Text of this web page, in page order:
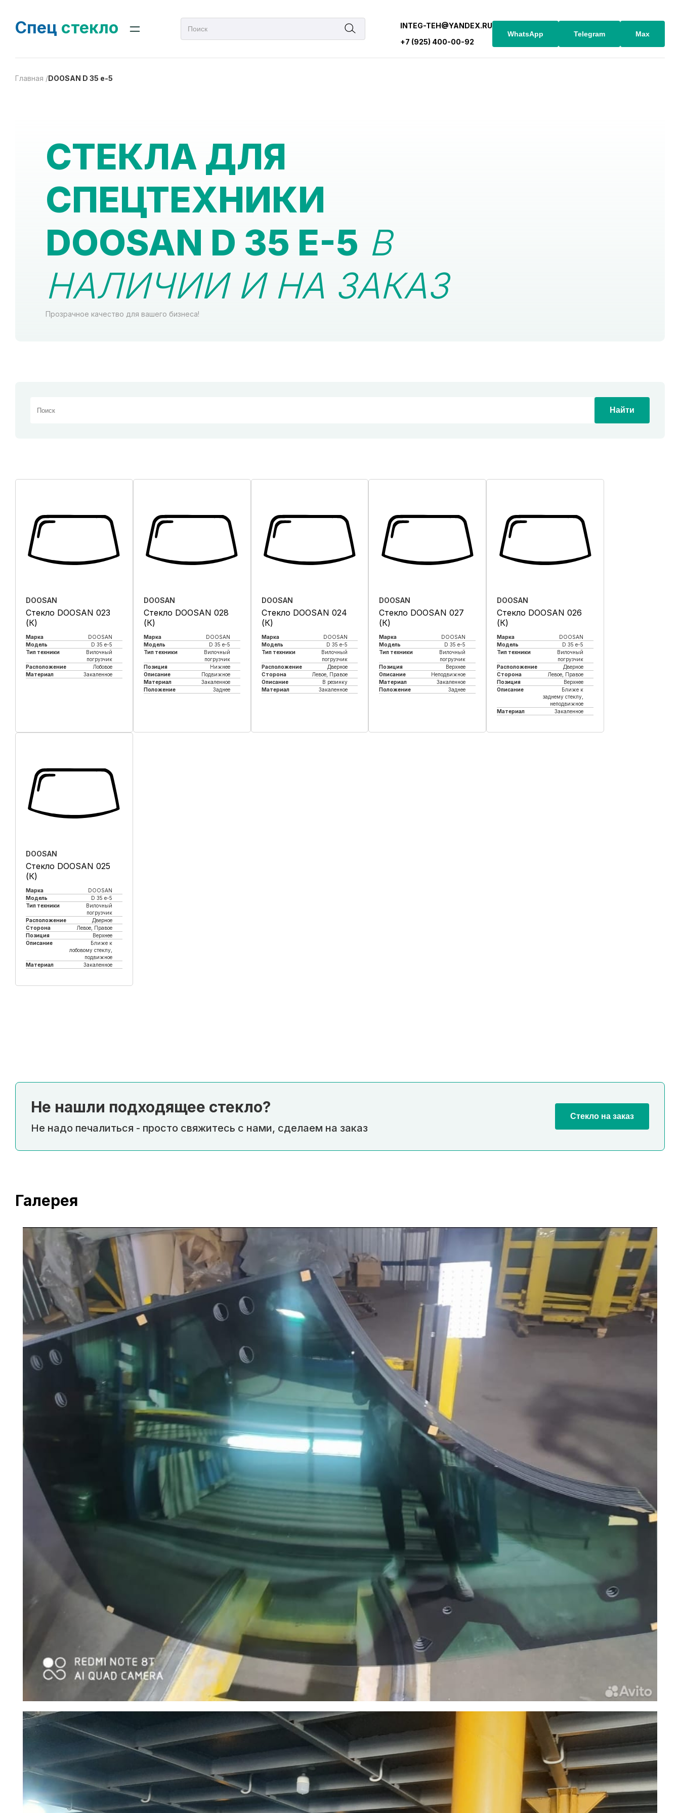
Спец стекло
INTEG-TEH@YANDEX.RU
+7 (925) 400-00-92
WhatsApp Telegram Max
Главная /DOOSAN D 35 e-5
СТЕКЛА ДЛЯ
СПЕЦТЕХНИКИ
DOOSAN D 35 E-5 В
НАЛИЧИИ И НА ЗАКАЗ
Прозрачное качество для вашего бизнеса!
Найти
DOOSAN
Стекло DOOSAN 023
(К)
Марка
DOOSAN
Модель
D 35 e-5
Тип техники
Вилочный
погрузчик
Расположение
Лобовое
Материал
Закаленное
DOOSAN
Стекло DOOSAN 028
(К)
Марка
DOOSAN
Модель
D 35 e-5
Тип техники
Вилочный
погрузчик
Позиция
Нижнее
Описание
Подвижное
Материал
Закаленное
Положение
Заднее
DOOSAN
Стекло DOOSAN 024
(К)
Марка
DOOSAN
Модель
D 35 e-5
Тип техники
Вилочный
погрузчик
Расположение
Дверное
Сторона
Левое, Правое
Описание
В резинку
Материал
Закаленное
DOOSAN
Стекло DOOSAN 027
(К)
Марка
DOOSAN
Модель
D 35 e-5
Тип техники
Вилочный
погрузчик
Позиция
Верхнее
Описание
Неподвижное
Материал
Закаленное
Положение
Заднее
DOOSAN
Стекло DOOSAN 026
(К)
Марка
DOOSAN
Модель
D 35 e-5
Тип техники
Вилочный
погрузчик
Расположение
Дверное
Сторона
Левое, Правое
Позиция
Верхнее
Описание
Ближе к
заднему стеклу,
неподвижное
Материал
Закаленное
DOOSAN
Стекло DOOSAN 025
(К)
Марка
DOOSAN
Модель
D 35 e-5
Тип техники
Вилочный
погрузчик
Расположение
Дверное
Сторона
Левое, Правое
Позиция
Верхнее
Описание
Ближе к
лобовому стеклу,
подвижное
Материал
Закаленное
Не нашли подходящее стекло?
Не надо печалиться - просто свяжитесь с нами, сделаем на заказ
Стекло на заказ
Галерея